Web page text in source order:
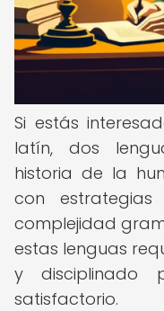
Si estás
latín, dos
historia de la
con
complejidad
estas lenguas
y disciplinado
satisfactorio.